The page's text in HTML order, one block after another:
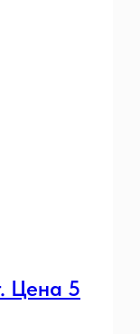
Цена 5